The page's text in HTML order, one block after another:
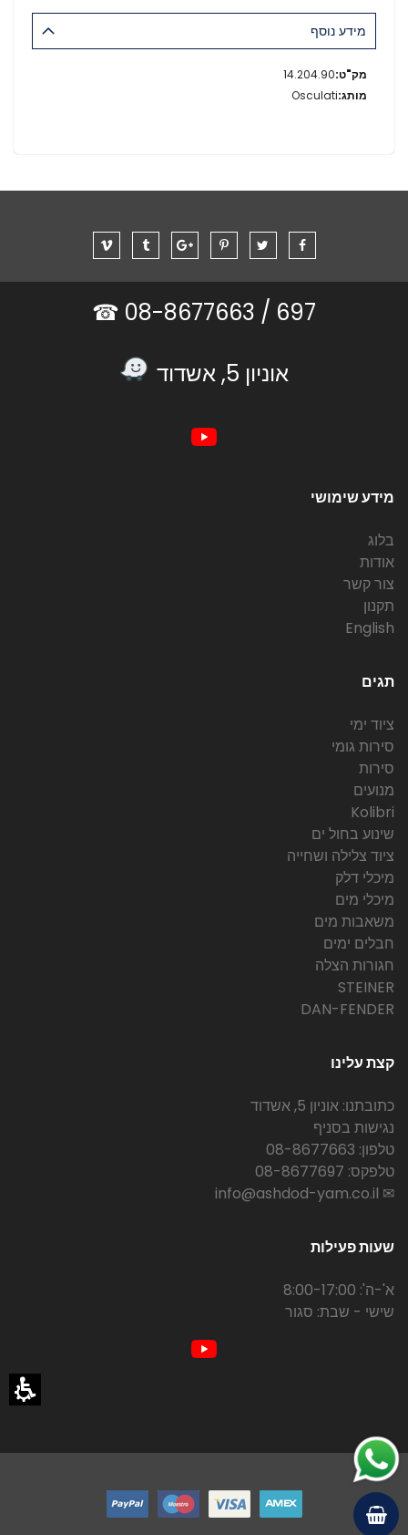
מידע נוסף
מידע
נוסף
14.204.90
Osculati
697 /
אוניון 5, אשדוד
מידע שימושי
בלוג
אודות
צור קשר
תקנון
English
תגים
ציוד ימי
סירות גומי
סירות
מנועים
Kolibri
שינוע בחול ים
ציוד צלילה ושחייה
מיכלי דלק
מיכלי מים
משאבות מים
חבלים ימים
חגורות הצלה
STEINER
DAN-FENDER
קצת עלינו
כתובתנו: אוניון 5, אשדוד
נגישות בסניף
טלפון: 08-8677663
טלפקס: 08-8677697
✉ info@ashdod-yam.co.il
שעות פעילות
א'-ה': 8:00-17:00
שישי - שבת: סגור